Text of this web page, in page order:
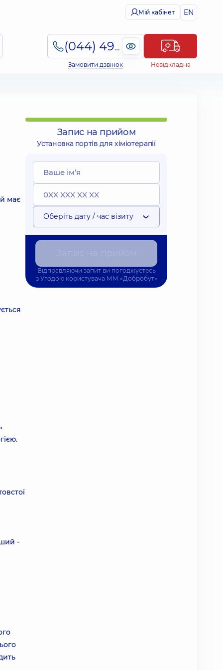
Мій кабінет EN
(044) 495-2-888
Замовити дзвінок Невідкладна
має
-
Запис на прийом
Установка портів для хіміотерапії
Оберіть дату / час візиту
Відправляючи запит ви погоджуєтесь
з Угодою користувача ММ «Добробут»